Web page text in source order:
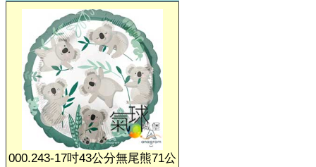
000.243-17吋43公分無尾熊71公